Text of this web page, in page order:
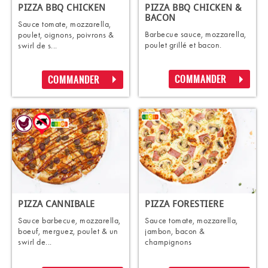
PIZZA BBQ CHICKEN
Sauce tomate, mozzarella,
poulet, oignons, poivrons &
swirl de s...
COMMANDER
PIZZA BBQ CHICKEN &
BACON
Barbecue sauce, mozzarella,
poulet grillé et bacon.
COMMANDER
PIZZA CANNIBALE
Sauce barbecue, mozzarella,
boeuf, merguez, poulet & un
swirl de...
PIZZA FORESTIERE
Sauce tomate, mozzarella,
jambon, bacon &
champignons